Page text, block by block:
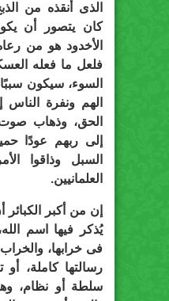
الذى أنقذه من
كان يتصور أن
الأخدود هو من
فلعل ما فعله
السوء، سيكون
الهم ونفرة
الحق، وذهاب
إلى ربهم عودًا
السبل وذاقوا
العلمانيين.
إن من أكبر
يُذكر فيها اسم
فى خرابها،
رسالتها كاملة،
سلطة أو نظام،